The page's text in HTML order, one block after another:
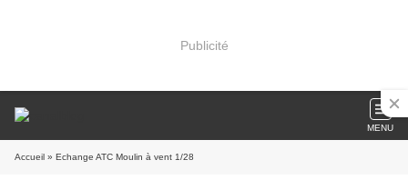
Publicité
MENU
Accueil » Echange ATC Moulin à vent 1/28